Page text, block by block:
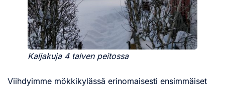
Kaljakuja 4 talven peitossa
Viihdyimme mökkikylässä erinomaisesti ensimmäiset